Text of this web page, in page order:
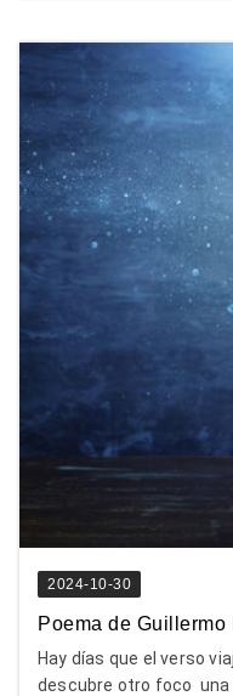
2024-10-30
Poema de Guillermo
Hay días que el verso
descubre otro foco una